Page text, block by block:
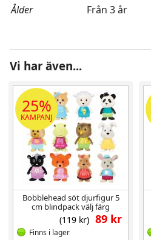
Ålder
Från 3 år
Vi har även...
25%
KAMPANJ
Bobblehead söt djurfigur 5
cm blindpack välj färg
89 kr
(119 kr)
Finns i lager